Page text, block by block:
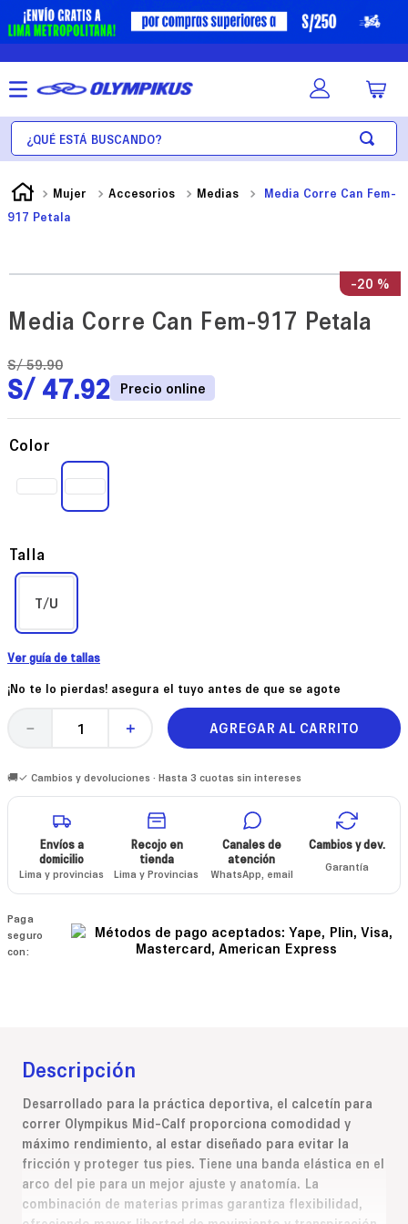
¿Qué está buscando?
Mujer Accesorios Medias
Media Corre Can Fem-
917 Petala
-20 %
Media Corre Can Fem-917 Petala
S/ 59.90
S/ 47.92
Talla
T/U
Color
Ver guía de tallas
¡No te lo pierdas! asegura el tuyo antes de que se agote
＋
－ AGREGAR AL CARRITO
🚚✓ Cambios y devoluciones · Hasta 3 cuotas sin intereses
Envíos a
domicilio
Lima y provincias
Recojo en
tienda
Lima y Provincias
Canales de
atención
WhatsApp, email
Cambios y dev.
Garantía
Paga
seguro
con:
Descripción
Desarrollado para la práctica deportiva, el calcetín para
correr Olympikus Mid-Calf proporciona comodidad y
máximo rendimiento, al estar diseñado para evitar la
fricción y proteger tus pies. Tiene una banda elástica en el
arco del pie para un mejor ajuste y anatomía. La
combinación de materias primas garantiza flexibilidad,